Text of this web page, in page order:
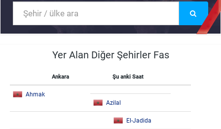
Yer Alan Diğer Şehirler Fas
Ankara Şu anki Saat
Ahmak
Azilal
El-Jadida